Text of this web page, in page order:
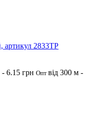
артикул 2833ТР
- 6.15 грн Опт від 300 м -